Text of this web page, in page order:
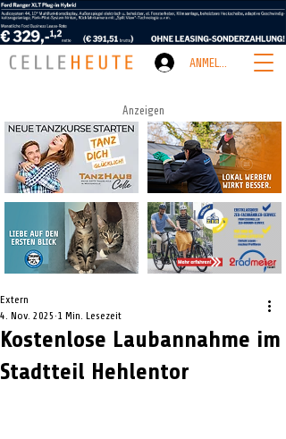
ANMELDEN
Anzeigen
Kostenlose Laubannahme im
Stadtteil Hehlentor
Extern
4. Nov. 2025 1 Min. Lesezeit